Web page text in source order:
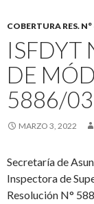
COBERTURA RES.
ISFDYT
DE
5886/03
MARZO 3, 2022
Secretaría de
Inspectora de
Resolución N°